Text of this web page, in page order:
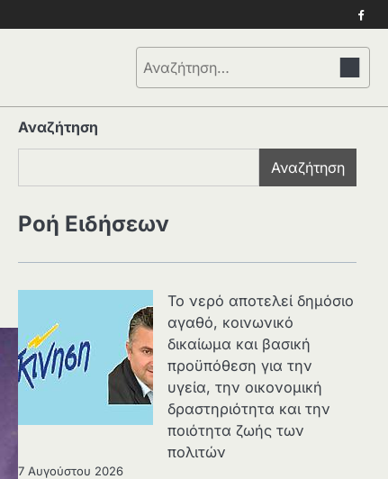
Αναζήτηση
για:
Αναζήτηση
Αναζήτηση
Ροή Ειδήσεων
Το νερό αποτελεί δημόσιο
αγαθό, κοινωνικό
δικαίωμα και βασική
προϋπόθεση για την
υγεία, την οικονομική
δραστηριότητα και την
ποιότητα ζωής των
πολιτών
7 Αυγούστου 2026